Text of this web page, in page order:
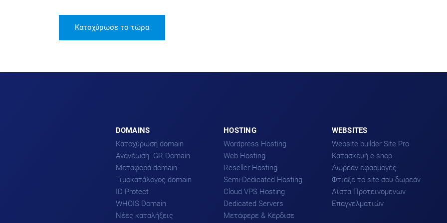
Κατοχύρωσε το τώρα
DOMAINS
Κατοχύρωση domain
Ανανέωση .GR Domain
Μεταφορά domain
Τιμοκατάλογος domain
ID Protect
WHOIS Domain
Νέες καταλήξεις
HOSTING
Wordpress Hosting
Web Hosting
Reseller Hosting
Semi-Dedicated Hosting
Cloud VPS Hosting
Dedicated Servers
Μετάφερε & Κέρδισε
WEBSITES
Website builder Site.Pro
Kατασκευή e-shop
Δωρεάν εφαρμογές
Φτιάξε το site σου δωρεάν
Λίστα Προτεινόμενων
Επαγγελματιών